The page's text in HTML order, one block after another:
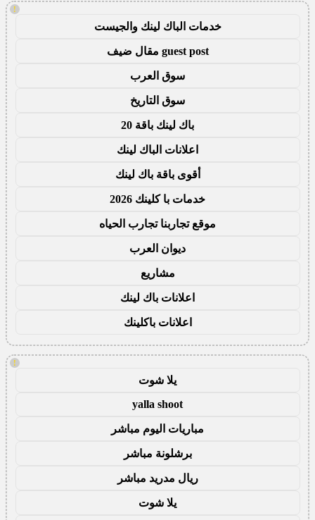
!
خدمات الباك لينك والجيست
guest post مقال ضيف
سوق العرب
سوق التاريخ
باك لينك باقة 20
اعلانات الباك لينك
أقوى باقة باك لينك
خدمات با كلينك 2026
موقع تجاربنا تجارب الحياه
ديوان العرب
مشاريع
اعلانات باك لينك
اعلانات باكلينك
!
يلا شوت
yalla shoot
مباريات اليوم مباشر
برشلونة مباشر
ريال مدريد مباشر
يلا شوت